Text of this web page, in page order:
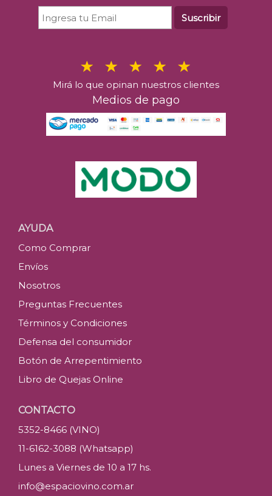
Suscribir
Mirá lo que opinan nuestros clientes
Medios de pago
AYUDA
Como Comprar
Envíos
Nosotros
Preguntas Frecuentes
Términos y Condiciones
Defensa del consumidor
Botón de Arrepentimiento
Libro de Quejas Online
CONTACTO
5352-8466 (VINO)
11-6162-3088 (Whatsapp)
Lunes a Viernes de 10 a 17 hs.
info@espaciovino.com.ar